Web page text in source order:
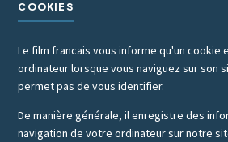
COOKIES
Le film francais vous informe qu'un cookie
ordinateur lorsque vous naviguez sur son
permet pas de vous identifier.
De manière générale, il enregistre des
navigation de votre ordinateur sur notre